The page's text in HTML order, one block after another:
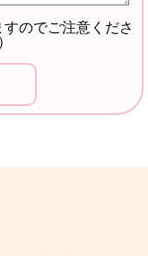
のでご注意くださ